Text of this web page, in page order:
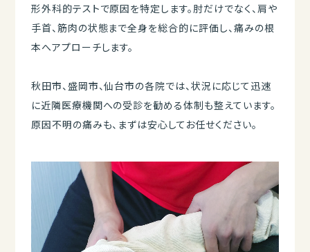
形外科的テストで原因を特定します。肘だけでなく、肩や
手首、筋肉の状態まで全身を総合的に評価し、痛みの根
本へアプローチします。
秋田市、盛岡市、仙台市の各院では、状況に応じて迅速
に近隣医療機関への受診を勧める体制も整えています。
原因不明の痛みも、まずは安心してお任せください。